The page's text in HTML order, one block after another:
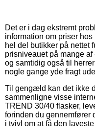
Det er i dag ekstremt
information om priser
hel del butikker på nettet
prisniveauet på mange
og samtidig også til
nogle gange yde fragt
Til gengæld kan det ikke
sammenligne visse
TREND 30/40 flasker,
forinden du gennemfører
i tvivl om at få den